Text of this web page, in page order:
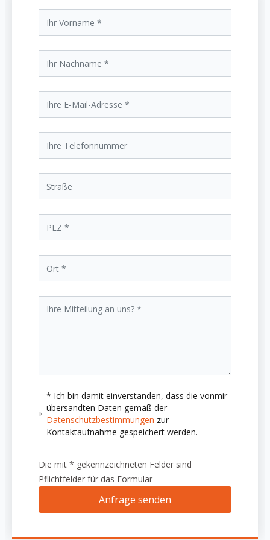
* Ich bin damit einverstanden, dass die vonmir
übersandten Daten gemäß der
Datenschutzbestimmungen zur
Kontaktaufnahme gespeichert werden.
Die mit * gekennzeichneten Felder sind
Pflichtfelder für das Formular
Anfrage senden